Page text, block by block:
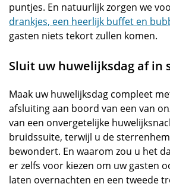
puntjes. En natuurlijk zorgen we
drankjes, een heerlijk buffet en
gasten niets tekort zullen komen.
Sluit uw huwelijksdag af in
Maak uw huwelijksdag compleet
afsluiting aan boord van een van
van een onvergetelijke
bruidssuite, terwijl u de
bewondert. En waarom zou u het
er zelfs voor kiezen om uw gasten
laten overnachten en een tweede